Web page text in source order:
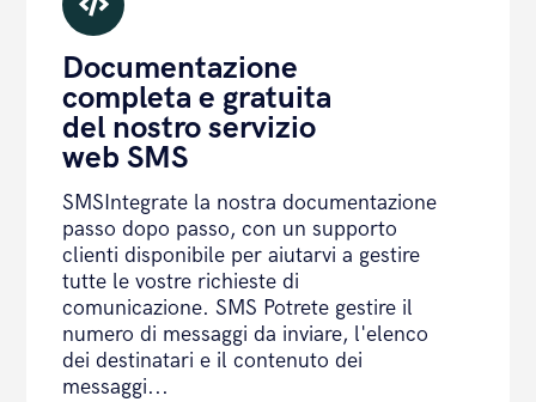
Documentazione
completa e gratuita
del nostro servizio
web SMS
SMSIntegrate la nostra documentazione
passo dopo passo, con un supporto
clienti disponibile per aiutarvi a gestire
tutte le vostre richieste di
comunicazione. SMS Potrete gestire il
numero di messaggi da inviare, l'elenco
dei destinatari e il contenuto dei
messaggi...